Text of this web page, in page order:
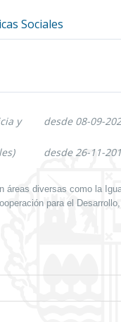
Sociales
y
desde 08-09-
desde 26-11-
áreas diversas como la
para el